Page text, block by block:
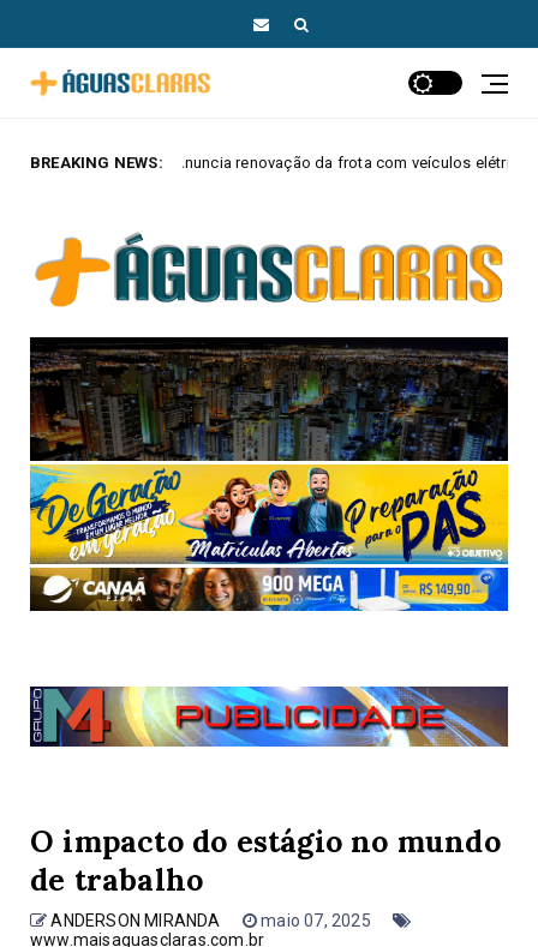
BREAKING NEWS:
renovação da frota com veículos elétricos e híbridos MAIS AGUAS
O impacto do estágio no mundo
de trabalho
ANDERSON MIRANDA
maio 07, 2025
www.maisaguasclaras.com.br